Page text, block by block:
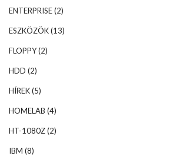
ENTERPRISE(2)
ESZKÖZÖK(13)
FLOPPY(2)
HDD (2)
HÍREK(5)
HOMELAB (4)
HT-1080Z(2)
IBM (8)